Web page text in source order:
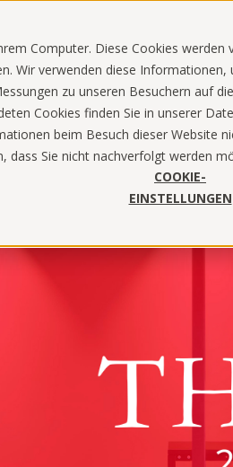
Computer. Diese Cookies
Wir verwenden diese
zu unseren Besuchern auf
Cookies finden Sie in unserer
beim Besuch dieser Website
dass Sie nicht nachverfolgt werden
COOKIE-
EINSTELLUNGEN